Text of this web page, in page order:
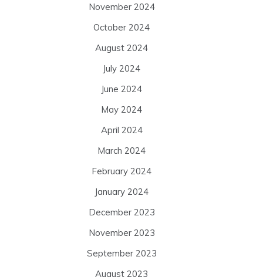
November 2024
October 2024
August 2024
July 2024
June 2024
May 2024
April 2024
March 2024
February 2024
January 2024
December 2023
November 2023
September 2023
August 2023